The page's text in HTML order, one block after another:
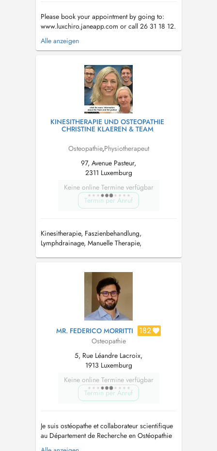
Please book your appointment by going to:
www.luxchiro.janeapp.com or call 26 31 18 12.
Services include: chiropractic, osteopathy,
massage (deep tissue, pregnancy, lymphatic
sacro technique and Rolfing. There is street
parking just outside the bu...
Alle anzeigen
KINESITHERAPIE UND OSTEOPATHIE
CHRISTINE KLAEREN & TEAM
Osteopathie,Physiotherapeut
97, Avenue Pasteur,
2311 Luxemburg
Keine online Termine verfügbar
Termin per Anruf
Kinesitherapie, Faszienbehandlung,
Lymphdrainage, Manuelle Therapie,
www.kinesitherapie-klaeren.lu
MR. FEDERICO MORRITTI 182
Osteopathie
5, Rue Léandre Lacroix,
1913 Luxemburg
Keine online Termine verfügbar
Termin per Anruf
Je suis ostéopathe et collaborateur scientifique
au Département de Recherche en Ostéopathie
de l'Université Libre de Bruxelles, où j'ai